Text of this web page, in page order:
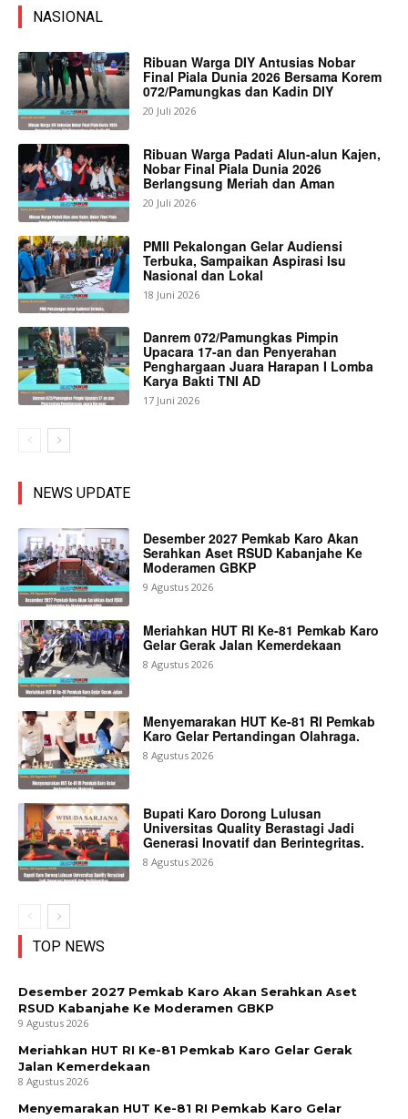
NASIONAL
Ribuan Warga DIY Antusias Nobar
Final Piala Dunia 2026 Bersama Korem
072/Pamungkas dan Kadin DIY
20 Juli 2026
Ribuan Warga Padati Alun-alun Kajen,
Nobar Final Piala Dunia 2026
Berlangsung Meriah dan Aman
20 Juli 2026
PMII Pekalongan Gelar Audiensi
Terbuka, Sampaikan Aspirasi Isu
Nasional dan Lokal
18 Juni 2026
Danrem 072/Pamungkas Pimpin
Upacara 17-an dan Penyerahan
Penghargaan Juara Harapan I Lomba
Karya Bakti TNI AD
17 Juni 2026
NEWS UPDATE
Desember 2027 Pemkab Karo Akan
Serahkan Aset RSUD Kabanjahe Ke
Moderamen GBKP
9 Agustus 2026
Meriahkan HUT RI Ke-81 Pemkab Karo
Gelar Gerak Jalan Kemerdekaan
8 Agustus 2026
Menyemarakan HUT Ke-81 RI Pemkab
Karo Gelar Pertandingan Olahraga.
8 Agustus 2026
Bupati Karo Dorong Lulusan
Universitas Quality Berastagi Jadi
Generasi Inovatif dan Berintegritas.
8 Agustus 2026
TOP NEWS
Desember 2027 Pemkab Karo Akan Serahkan Aset
RSUD Kabanjahe Ke Moderamen GBKP
9 Agustus 2026
Meriahkan HUT RI Ke-81 Pemkab Karo Gelar Gerak
Jalan Kemerdekaan
8 Agustus 2026
Menyemarakan HUT Ke-81 RI Pemkab Karo Gelar